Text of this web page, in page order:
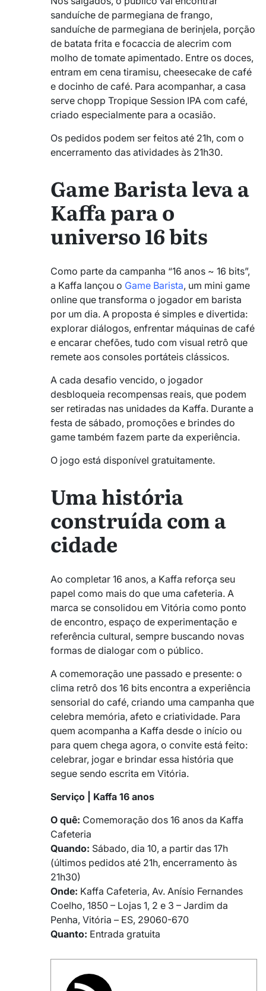
sanduíche de parmegiana de frango,
sanduíche de parmegiana de berinjela, porção
de batata frita e focaccia de alecrim com
molho de tomate apimentado. Entre os doces,
entram em cena tiramisu, cheesecake de café
e docinho de café. Para acompanhar, a casa
serve chopp Tropique Session IPA com café,
criado especialmente para a ocasião.
Os pedidos podem ser feitos até 21h, com o
encerramento das atividades às 21h30.
Game Barista leva a
Kaffa para o
universo 16 bits
Como parte da campanha “16 anos ~ 16 bits”,
a Kaffa lançou o Game Barista, um mini game
online que transforma o jogador em barista
por um dia. A proposta é simples e divertida:
explorar diálogos, enfrentar máquinas de café
e encarar chefões, tudo com visual retrô que
remete aos consoles portáteis clássicos.
A cada desafio vencido, o jogador
desbloqueia recompensas reais, que podem
ser retiradas nas unidades da Kaffa. Durante a
festa de sábado, promoções e brindes do
game também fazem parte da experiência.
O jogo está disponível gratuitamente.
Uma história
construída com a
cidade
Ao completar 16 anos, a Kaffa reforça seu
papel como mais do que uma cafeteria. A
marca se consolidou em Vitória como ponto
de encontro, espaço de experimentação e
referência cultural, sempre buscando novas
formas de dialogar com o público.
A comemoração une passado e presente: o
clima retrô dos 16 bits encontra a experiência
sensorial do café, criando uma campanha que
celebra memória, afeto e criatividade. Para
quem acompanha a Kaffa desde o início ou
para quem chega agora, o convite está feito:
celebrar, jogar e brindar essa história que
segue sendo escrita em Vitória.
Serviço | Kaffa 16 anos
O quê: Comemoração dos 16 anos da Kaffa
Cafeteria
Quando: Sábado, dia 10, a partir das 17h
(últimos pedidos até 21h, encerramento às
21h30)
Onde: Kaffa Cafeteria, Av. Anísio Fernandes
Coelho, 1850 – Lojas 1, 2 e 3 – Jardim da
Penha, Vitória – ES, 29060-670
Quanto: Entrada gratuita